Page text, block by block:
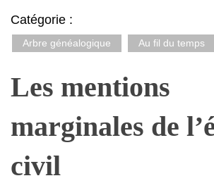
Catégorie :
Arbre généalogique Au fil du temps
Les mentions
marginales de
civil